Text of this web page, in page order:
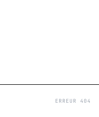
ERREUR 404